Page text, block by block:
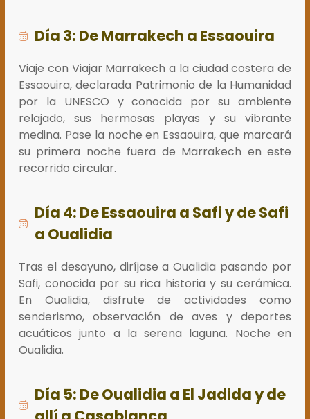
Día 3: De Marrakech a Essaouira
Viaje con Viajar Marrakech a la ciudad costera de
Essaouira, declarada Patrimonio de la Humanidad
por la UNESCO y conocida por su ambiente
relajado, sus hermosas playas y su vibrante
medina. Pase la noche en Essaouira, que marcará
su primera noche fuera de Marrakech en este
recorrido circular.
Día 4: De Essaouira a Safi y de Safi
a Oualidia
Tras el desayuno, diríjase a Oualidia pasando por
Safi, conocida por su rica historia y su cerámica.
En Oualidia, disfrute de actividades como
senderismo, observación de aves y deportes
acuáticos junto a la serena laguna. Noche en
Oualidia.
Día 5: De Oualidia a El Jadida y de